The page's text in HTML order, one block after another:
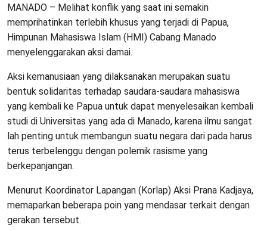
MANADO – Melihat konflik yang saat ini semakin
memprihatinkan terlebih khusus yang terjadi di Papua,
Himpunan Mahasiswa Islam (HMI) Cabang Manado
menyelenggarakan aksi damai.
Aksi kemanusiaan yang dilaksanakan merupakan suatu
bentuk solidaritas terhadap saudara-saudara mahasiswa
yang kembali ke Papua untuk dapat menyelesaikan kembali
studi di Universitas yang ada di Manado, karena ilmu sangat
lah penting untuk membangun suatu negara dari pada harus
terus terbelenggu dengan polemik rasisme yang
berkepanjangan.
Menurut Koordinator Lapangan (Korlap) Aksi Prana Kadjaya,
memaparkan beberapa poin yang mendasar terkait dengan
gerakan tersebut.